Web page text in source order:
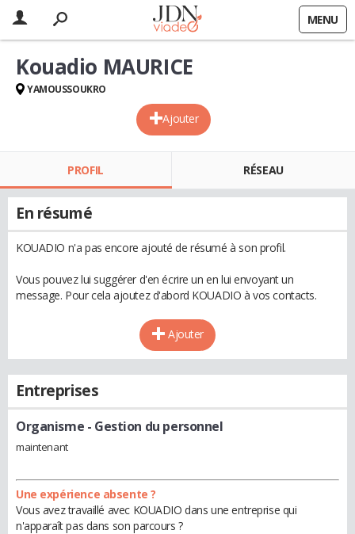
MENU
Ajouter
Kouadio MAURICE
YAMOUSSOUKRO
PROFIL RÉSEAU
En résumé
KOUADIO n'a pas encore ajouté de résumé à son profil.
Vous pouvez lui suggérer d'en écrire un en lui envoyant un
message. Pour cela ajoutez d'abord KOUADIO à vos contacts.
Ajouter
Entreprises
Organisme - Gestion du personnel
maintenant
Une expérience absente ?
Vous avez travaillé avec KOUADIO dans une entreprise qui
n'apparaît pas dans son parcours ?